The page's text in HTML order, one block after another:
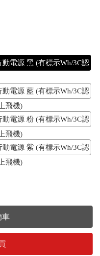
電源 黑 (有標示Wh/3C認
電源 藍 (有標示Wh/3C認
飛機)
電源 粉 (有標示Wh/3C認
飛機)
電源 紫 (有標示Wh/3C認
飛機)
車